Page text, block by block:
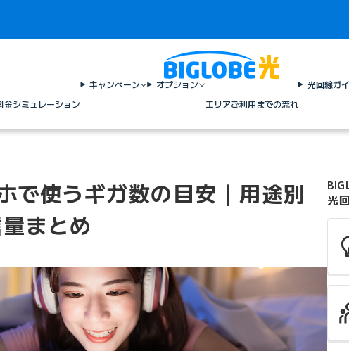
金シミュレーション
キャンペーン
オプション
エリアご利用までの流れ
光回線ガ
で使うギガ数の目安｜用途別
まとめ
光